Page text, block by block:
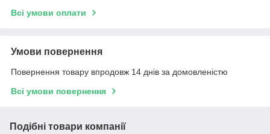
Всі умови оплати
Умови повернення
Повернення товару впродовж 14 днів за домовленістю
Всі умови повернення
Подібні товари компанії